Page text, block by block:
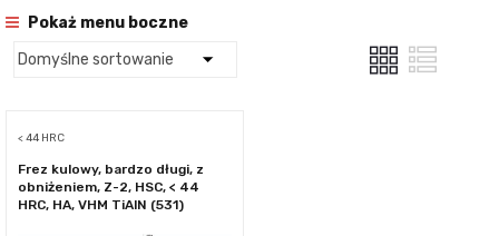
Pokaż menu boczne
< 44 HRC
Frez kulowy, bardzo długi, z
obniżeniem, Z-2, HSC, < 44
HRC, HA, VHM TiAlN (531)